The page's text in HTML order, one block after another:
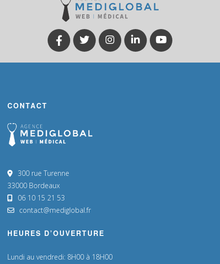
CONTACT
300 rue Turenne
33000 Bordeaux
06 10 15 21 53
contact@mediglobal.fr
HEURES D’OUVERTURE
Lundi au vendredi: 8H00 à 18H00